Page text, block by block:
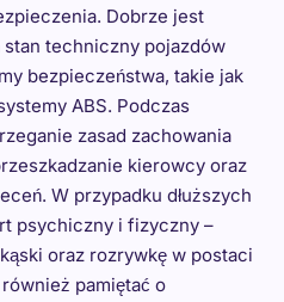
Dobrze jest
techniczny pojazdów
bezpieczeństwa, takie jak
ABS. Podczas
zasad zachowania
kierowcy oraz
W przypadku dłuższych
psychiczny i fizyczny –
oraz rozrywkę w postaci
pamiętać o